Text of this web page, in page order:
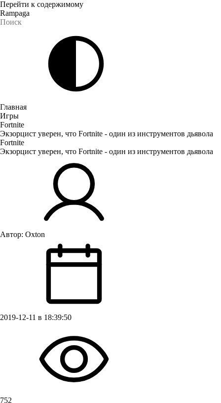
Перейти к содержимому
Rampaga
Главная
Игры
Fortnite
Экзорцист уверен, что Fortnite - один из инструментов дьявола
Fortnite
Экзорцист уверен, что Fortnite - один из инструментов дьявола
Автор: Oxton
2019-12-11 в 18:39:50
752